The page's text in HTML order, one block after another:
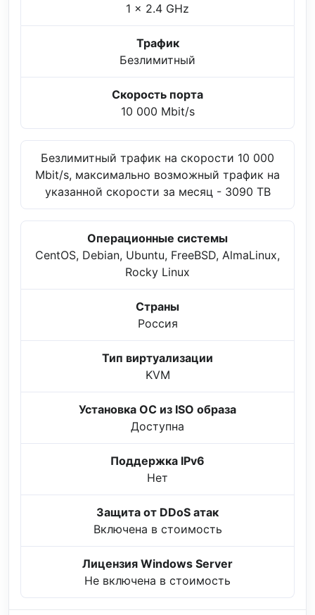
1 x 2.4 GHz
Трафик
Безлимитный
Скорость порта
10 000 Mbit/s
Безлимитный трафик на скорости 10 000
Mbit/s, максимально возможный трафик на
указанной скорости за месяц - 3090 TB
Операционные системы
CentOS, Debian, Ubuntu, FreeBSD, AlmaLinux,
Rocky Linux
Страны
Россия
Тип виртуализации
KVM
Установка ОС из ISO образа
Доступна
Поддержка IPv6
Нет
Защита от DDoS атак
Включена в стоимость
Лицензия Windows Server
Не включена в стоимость